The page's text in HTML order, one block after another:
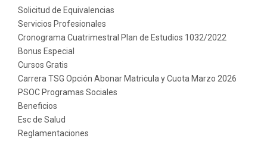
Solicitud de Equivalencias
Servicios Profesionales
Cronograma Cuatrimestral Plan de Estudios 1032/2022
Bonus Especial
Cursos Gratis
Carrera TSG Opción Abonar Matricula y Cuota Marzo 2026
PSOC Programas Sociales
Beneficios
Esc de Salud
Reglamentaciones